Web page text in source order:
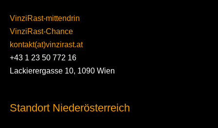
VinziRast-mittendrin
VinziRast-Chance
kontakt(at)vinzirast.at
+43 1 23 50 772 16
Lackierergasse 10, 1090 Wien
Standort Niederösterreich